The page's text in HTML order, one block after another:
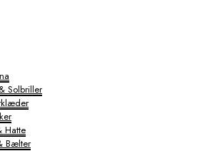
Solbriller
Hatte
Bælter